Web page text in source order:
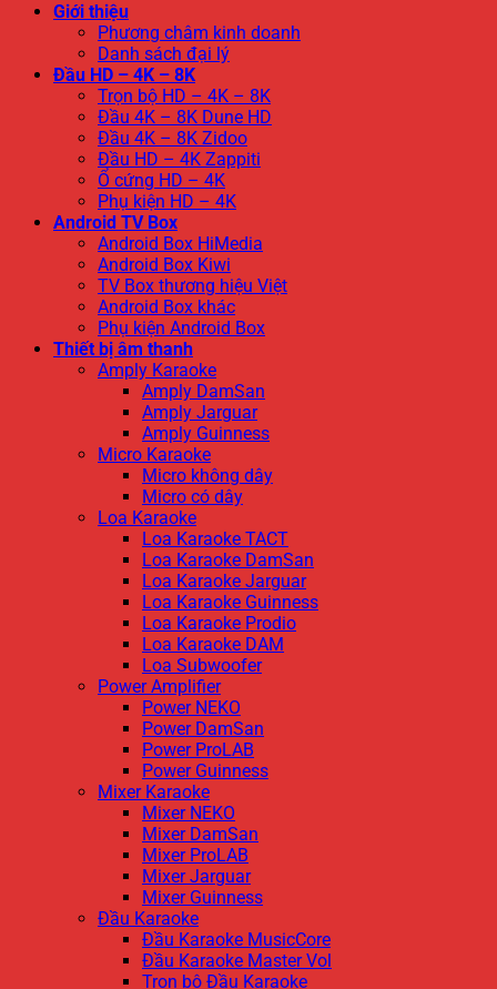
Giới thiệu
Phương châm kinh doanh
Danh sách đại lý
Đầu HD – 4K – 8K
Trọn bộ HD – 4K – 8K
Đầu 4K – 8K Dune HD
Đầu 4K – 8K Zidoo
Đầu HD – 4K Zappiti
Ổ cứng HD – 4K
Phụ kiện HD – 4K
Android TV Box
Android Box HiMedia
Android Box Kiwi
TV Box thương hiệu Việt
Android Box khác
Phụ kiện Android Box
Thiết bị âm thanh
Amply Karaoke
Amply DamSan
Amply Jarguar
Amply Guinness
Micro Karaoke
Micro không dây
Micro có dây
Loa Karaoke
Loa Karaoke TACT
Loa Karaoke DamSan
Loa Karaoke Jarguar
Loa Karaoke Guinness
Loa Karaoke Prodio
Loa Karaoke DAM
Loa Subwoofer
Power Amplifier
Power NEKO
Power DamSan
Power ProLAB
Power Guinness
Mixer Karaoke
Mixer NEKO
Mixer DamSan
Mixer ProLAB
Mixer Jarguar
Mixer Guinness
Đầu Karaoke
Đầu Karaoke MusicCore
Đầu Karaoke Master Vol
Trọn bộ Đầu Karaoke